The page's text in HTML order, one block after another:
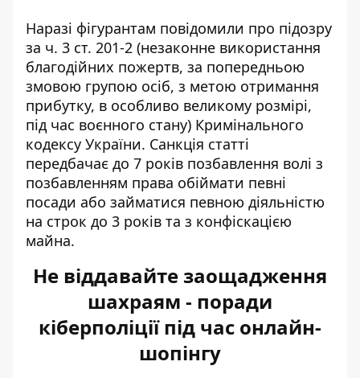
Наразі фігурантам повідомили про підозру
за ч. 3 ст. 201-2 (незаконне використання
благодійних пожертв, за попередньою
змовою групою осіб, з метою отримання
прибутку, в особливо великому розмірі,
під час воєнного стану) Кримінального
кодексу України. Санкція статті
передбачає до 7 років позбавлення волі з
позбавленням права обіймати певні
посади або займатися певною діяльністю
на строк до 3 років та з конфіскацією
майна.
Не віддавайте заощадження
шахраям - поради
кіберполіції під час онлайн-
шопінгу